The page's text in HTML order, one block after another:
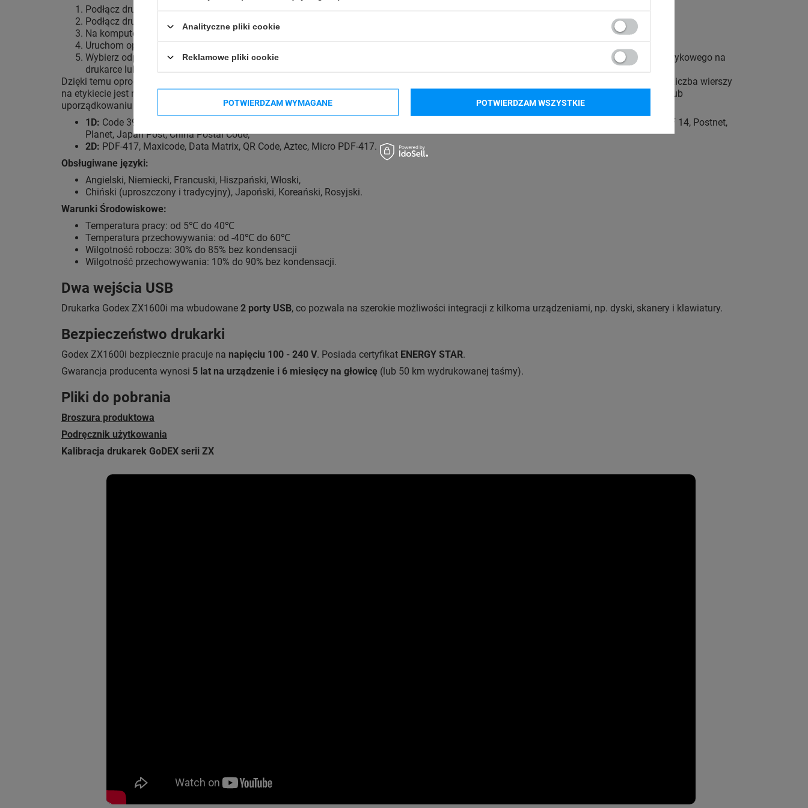
Podłącz drukarkę GoDEX ZX1600i do źródła zasilania za pomocą dołączonego kabla zasilającego.
Podłącz drukarkę do komputera przy użyciu kabla USB lub poprzez sieć Ethernet.
Na komputerze, do którego podłączona jest drukarka, zainstaluj sterownik oraz
Uruchom oprogramowanie i postępuj zgodnie z instrukcjami wyświetlanymi na ekranie, aby skonfigurować drukarkę.
Wybierz odpowiednie ustawienia druku, takie jak rozdzielczość, prędkość druku, oraz format etykiet. Można to zrobić za pomocą panelu dotykowego na
drukarce lub w oprogramowaniu.
Dzięki temu oprogramowaniu zaprojektujesz etykiety zawierające
. Liczba wierszy
na etykiecie jest nieograniczona, a w oprogramowaniu dostępne sąkody kreskowe i dwuwymiarowe
, które pomogą w zarządzaniu produktami lub
uporządkowaniu zaopatrzenia:
1D: Code 39, Code 93, EAN-8/13, UPC-A/E, ITF 14, Codabar, Code 128, EAN 128, UCC 128, HIBC, MSI, Plessey, Telepen, FIM, GS1 DataBar, ITF 14, Postnet,
Planet, Japan Post, China Postal Code;
2D: PDF-417, Maxicode, Data Matrix, QR Code, Aztec, Micro PDF-417.
Obsługiwane języki:
Angielski, Niemiecki, Francuski, Hiszpański, Włoski,
Chiński (uproszczony i tradycyjny), Japoński, Koreański, Rosyjski.
Warunki Środowiskowe:
Temperatura pracy: od 5℃ do 40℃
Temperatura przechowywania: od -40℃ do 60℃
Wilgotność robocza: 30% do 85% bez kondensacji
Wilgotność przechowywania: 10% do 90% bez kondensacji.
Dwa wejścia USB
Drukarka Godex ZX1600i ma wbudowane 2 porty USB, co pozwala na szerokie możliwości integracji z kilkoma urządzeniami, np. dyski, skanery i klawiatury.
Bezpieczeństwo drukarki
Godex ZX1600i bezpiecznie pracuje na napięciu 100 - 240 V. Posiada certyfikat ENERGY STAR.
Gwarancja producenta wynosi 5 lat na urządzenie i 6 miesięcy na głowicę (lub 50 km wydrukowanej taśmy).
Pliki do pobrania
Broszura produktowa
Podręcznik użytkowania
Kalibracja drukarek GoDEX serii ZX
Analityczne pliki cookie
Reklamowe pliki cookie
POTWIERDZAM WYMAGANE POTWIERDZAM WSZYSTKIE